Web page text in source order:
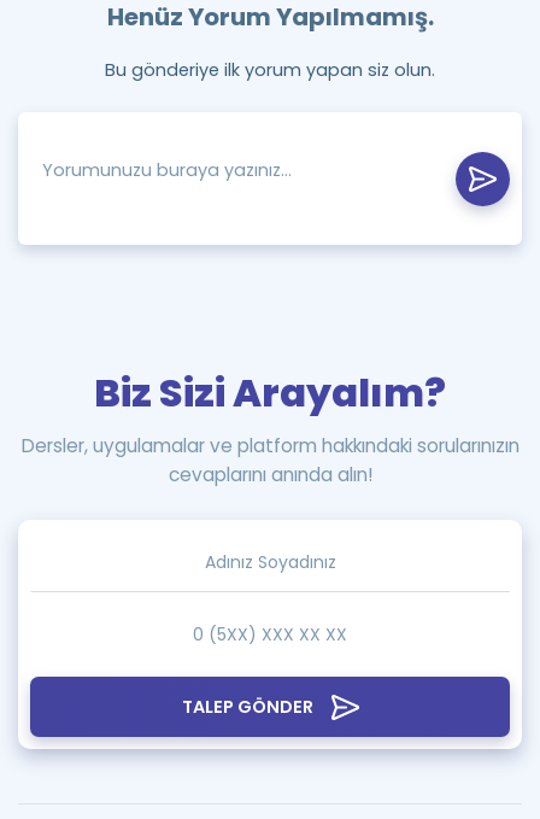
Henüz Yorum Yapılmamış.
Bu gönderiye ilk yorum yapan siz olun.
TALEP GÖNDER
Biz Sizi Arayalım?
Dersler, uygulamalar ve platform hakkındaki sorularınızın
cevaplarını anında alın!